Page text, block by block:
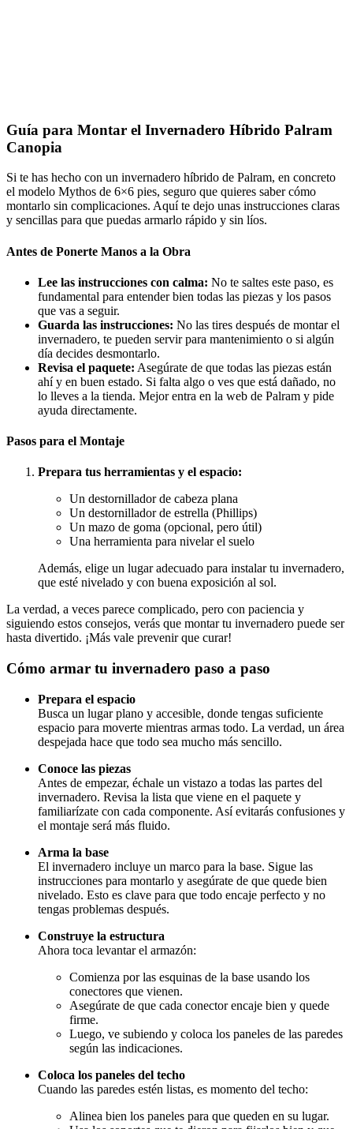
Guía para Montar el Invernadero Híbrido Palram
Canopia
Si te has hecho con un invernadero híbrido de Palram, en concreto
el modelo Mythos de 6×6 pies, seguro que quieres saber cómo
montarlo sin complicaciones. Aquí te dejo unas instrucciones claras
y sencillas para que puedas armarlo rápido y sin líos.
Antes de Ponerte Manos a la Obra
Lee las instrucciones con calma: No te saltes este paso, es
fundamental para entender bien todas las piezas y los pasos
que vas a seguir.
Guarda las instrucciones: No las tires después de montar el
invernadero, te pueden servir para mantenimiento o si algún
día decides desmontarlo.
Revisa el paquete: Asegúrate de que todas las piezas están
ahí y en buen estado. Si falta algo o ves que está dañado, no
lo lleves a la tienda. Mejor entra en la web de Palram y pide
ayuda directamente.
Pasos para el Montaje
Prepara tus herramientas y el espacio:
Un destornillador de cabeza plana
Un destornillador de estrella (Phillips)
Un mazo de goma (opcional, pero útil)
Una herramienta para nivelar el suelo
Además, elige un lugar adecuado para instalar tu invernadero,
que esté nivelado y con buena exposición al sol.
La verdad, a veces parece complicado, pero con paciencia y
siguiendo estos consejos, verás que montar tu invernadero puede ser
hasta divertido. ¡Más vale prevenir que curar!
Cómo armar tu invernadero paso a paso
Prepara el espacio
Busca un lugar plano y accesible, donde tengas suficiente
espacio para moverte mientras armas todo. La verdad, un área
despejada hace que todo sea mucho más sencillo.
Conoce las piezas
Antes de empezar, échale un vistazo a todas las partes del
invernadero. Revisa la lista que viene en el paquete y
familiarízate con cada componente. Así evitarás confusiones y
el montaje será más fluido.
Arma la base
El invernadero incluye un marco para la base. Sigue las
instrucciones para montarlo y asegúrate de que quede bien
nivelado. Esto es clave para que todo encaje perfecto y no
tengas problemas después.
Construye la estructura
Ahora toca levantar el armazón:
Comienza por las esquinas de la base usando los
conectores que vienen.
Asegúrate de que cada conector encaje bien y quede
firme.
Luego, ve subiendo y coloca los paneles de las paredes
según las indicaciones.
Coloca los paneles del techo
Cuando las paredes estén listas, es momento del techo:
Alinea bien los paneles para que queden en su lugar.